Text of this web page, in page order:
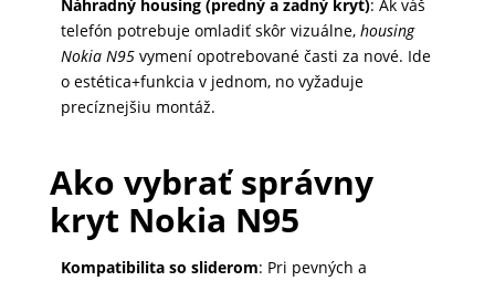
SPOTREBIČE
ŽIVOTNÝ
OUTDOOR
Náhradný housing (predný a zadný kryt): Ak váš
telefón potrebuje omladiť skôr vizuálne, housing
Nokia N95vymení opotrebované časti za nové. Ide
o estética+funkcia v jednom, no vyžaduje
precíznejšiu montáž.
Ako vybrať správny
kryt Nokia N95
Kompatibilita so sliderom: Pri pevných a